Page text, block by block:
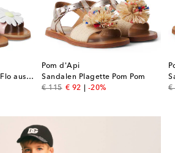
Sandalen Plagette Big Flo aus Leder
Pom d'Api
Sandalen Plagette Pom Pom
€ 115
original price
€ 92
discount price
-20% €